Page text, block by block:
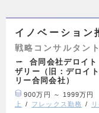
イノベーション
戦略コンサルタント
合同会社デロイ
ザリー（旧：デロイ
リー合同会社）
900万円 ～ 1999万円
上
フレックス勤務